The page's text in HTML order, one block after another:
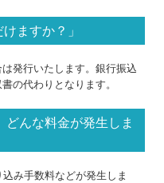
ますか？ 」
発行いたします。銀行振込
の代わりとなります。
んな料金が発生しま
み手数料などが発生しま